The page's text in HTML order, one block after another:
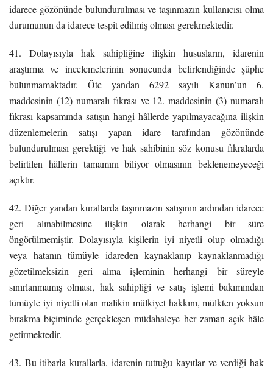
idarece gözönünde bulundurulması ve taşınmazın kullanıcısı olma
durumunun da idarece tespit edilmiş olması gerekmektedir.
41. Dolayısıyla hak sahipliğine ilişkin hususların, idarenin
araştırma ve incelemelerinin sonucunda belirlendiğinde şüphe
bulunmamaktadır. Öte yandan 6292 sayılı Kanun’un 6.
maddesinin (12) numaralı fıkrası ve 12. maddesinin (3) numaralı
fıkrası kapsamında satışın hangi hâllerde yapılmayacağına ilişkin
düzenlemelerin satışı yapan idare tarafından gözönünde
bulundurulması gerektiği ve hak sahibinin söz konusu fıkralarda
belirtilen hâllerin tamamını biliyor olmasının beklenemeyeceği
açıktır.
42. Diğer yandan kurallarda taşınmazın satışının ardından idarece
geri alınabilmesine ilişkin olarak herhangi bir süre
öngörülmemiştir. Dolayısıyla kişilerin iyi niyetli olup olmadığı
veya hatanın tümüyle idareden kaynaklanıp kaynaklanmadığı
gözetilmeksizin geri alma işleminin herhangi bir süreyle
sınırlanmamış olması, hak sahipliği ve satış işlemi bakımından
tümüyle iyi niyetli olan malikin mülkiyet hakkını, mülkten yoksun
bırakma biçiminde gerçekleşen müdahaleye her zaman açık hâle
getirmektedir.
43. Bu itibarla kurallarla, idarenin tuttuğu kayıtlar ve verdiği hak